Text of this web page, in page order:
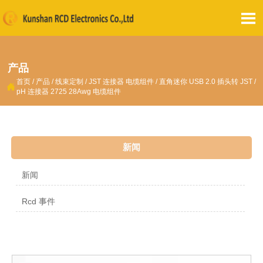

产品
 首页 / 产品 /线束定制 /JST 连接器 电缆组件 /直角迷你 USB 2.0 插头转 JST /
pH 连接器 2725 28Awg 电缆组件
新闻
新闻
Rcd 事件